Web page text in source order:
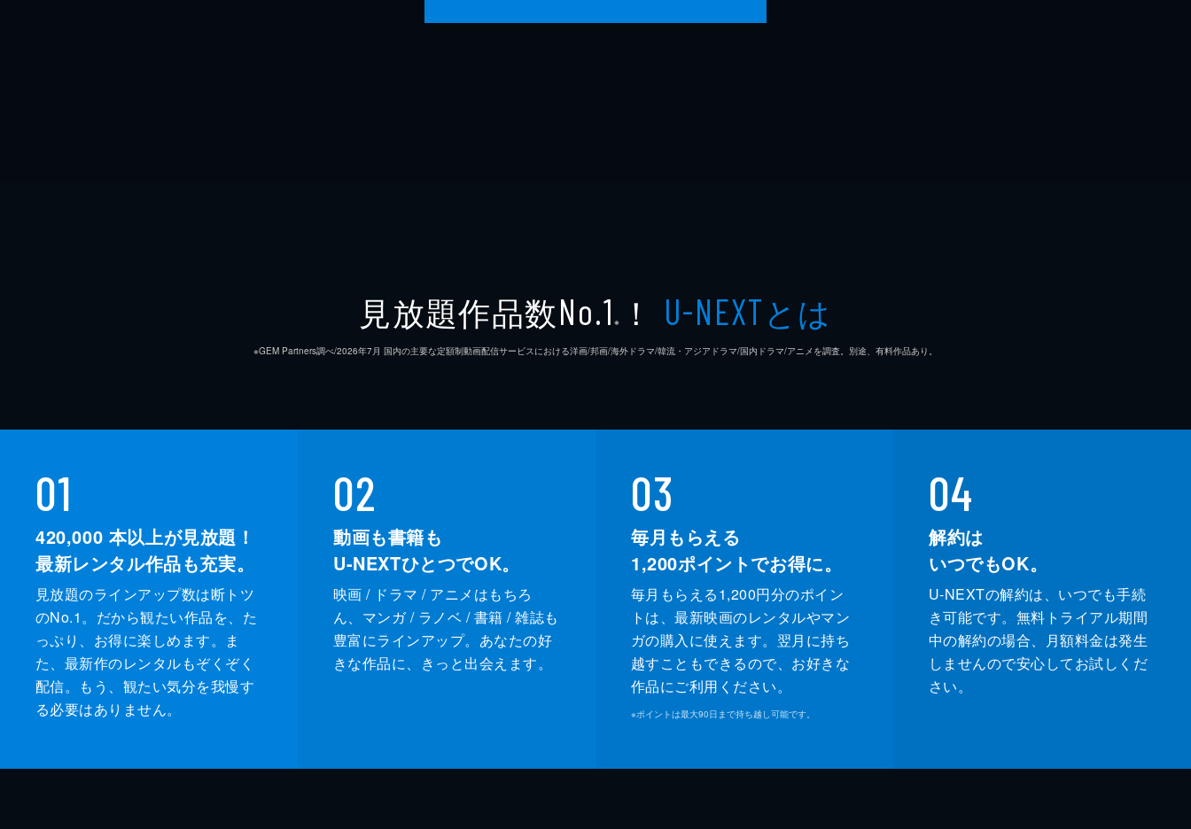
見放題作品数No.1 ※ ！ U-NEXTとは
※GEM Partners調べ/2026年7⽉ 国内の主要な定額制動画配信サービスにおける洋画/邦画/海外ドラマ/韓流・アジアドラマ/国内ドラマ/アニメを調査。別途、有料作品あり。
01
420,000 本以上が見放題！
最新レンタル作品も充実。
見放題のラインアップ数は断トツ
のNo.1。だから観たい作品を、た
っぷり、お得に楽しめます。ま
た、最新作のレンタルもぞくぞく
配信。もう、観たい気分を我慢す
る必要はありません。
02
動画も書籍も
U-NEXTひとつでOK。
映画 / ドラマ / アニメはもちろ
ん、マンガ / ラノベ / 書籍 / 雑誌も
豊富にラインアップ。あなたの好
きな作品に、きっと出会えます。
03
毎月もらえる
1,200ポイントでお得に。
毎月もらえる1,200円分のポイン
トは、最新映画のレンタルやマン
ガの購入に使えます。翌月に持ち
越すこともできるので、お好きな
作品にご利用ください。
※ポイントは最大90日まで持ち越し可能です。
04
解約は
いつでもOK。
U-NEXTの解約は、いつでも手続
き可能です。無料トライアル期間
中の解約の場合、月額料金は発生
しませんので安心してお試しくだ
さい。